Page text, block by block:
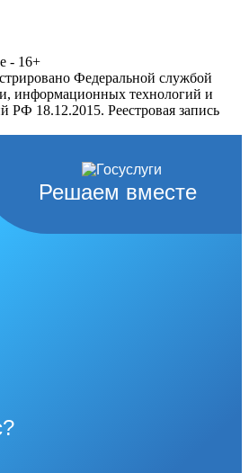
- 16+
Федеральной службой
информационных технологий и
РФ 18.12.2015. Реестровая запись
Решаем вместе